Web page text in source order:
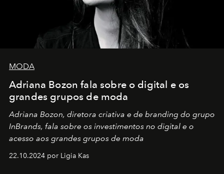
MODA
Adriana Bozon fala sobre o digital e os
grandes grupos de moda
Adriana Bozon, diretora criativa e de branding do grupo
InBrands, fala sobre os investimentos no digital e o
acesso aos grandes grupos de moda
22.10.2024 por Ligia Kas